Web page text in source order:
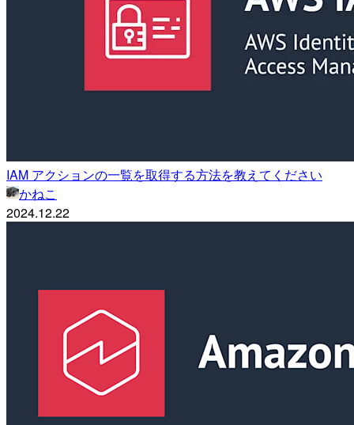
IAM アクションの一覧を取得する方法を教えてください
かねこ
2024.12.22